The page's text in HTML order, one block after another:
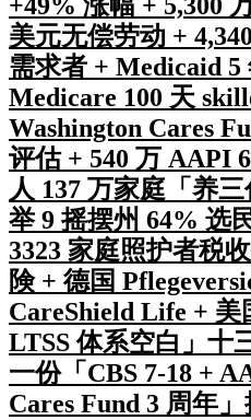
+49% 涨幅 + 5,300
美元无偿劳动 +
需求者 + Medicaid 5
Medicare 100 天
Washington Cares
评估 + 540 万 AAPI
人 137 万家庭「养
举 9 摇摆州 64% 选
3323 家庭照护者税
険 + 德国
CareShield Life + 美
LTSS 体系空白」十
一份「CBS 7-18 +
Cares Fund 3 周年